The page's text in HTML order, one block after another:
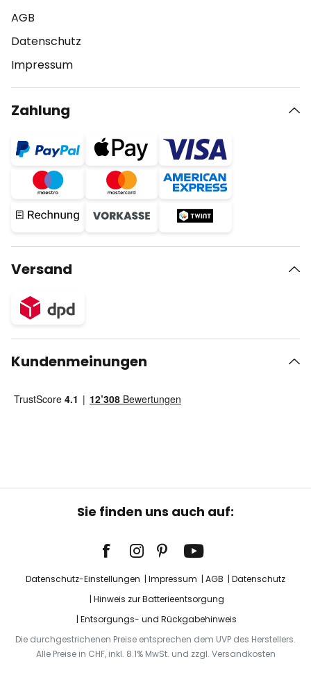
AGB
Datenschutz
Impressum
Zahlung
Versand
Kundenmeinungen
Sie finden uns auch auf:
Datenschutz-Einstellungen Impressum AGB
Datenschutz
Hinweis zur Batterieentsorgung
Entsorgungs- und Rückgabehinweis
Die durchgestrichenen Preise entsprechen dem UVP des Herstellers.
Alle Preise in CHF, inkl. 8.1% MwSt. und zzgl. Versandkosten